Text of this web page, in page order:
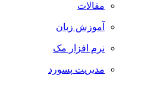
مقالات
آموزش زبان
نرم افزار مک
مدیریت پسورد